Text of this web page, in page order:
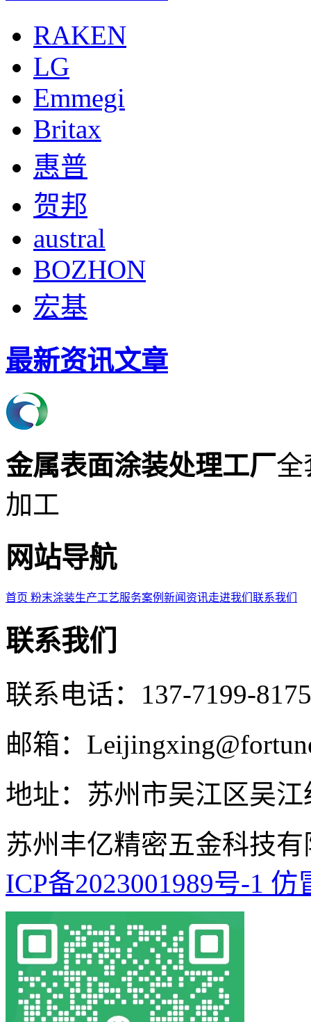
RAKEN
LG
Emmegi
Britax
惠普
贺邦
austral
BOZHON
宏基
最新资讯文章
金属表面涂装处理工厂全
加工
网站导航
首页 粉末涂装生产工艺服务案例 新闻资讯走进我们 联系我们
联系我们
联系电话：137-7199-
邮箱：
地址：苏州市吴江区吴
苏州丰亿精密五金科技
ICP备2023001989号-1 仿